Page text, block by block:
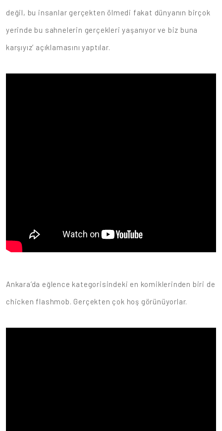
değil, bu insanlar gerçekten ölmedi fakat dünyanın birçok
yerinde bu sahnelerin gerçekleri yaşanıyor ve biz buna
karşıyız’ açıklamasını yaptılar.
Ankara’da eğlence kategorisindeki en komiklerinden biri de
chicken flashmob. Gerçekten çok hoş görünüyorlar.